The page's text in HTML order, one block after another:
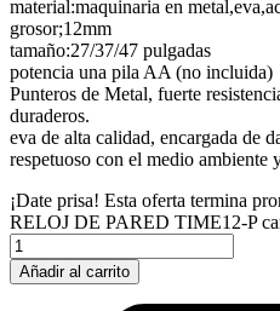
material:maquinaria en
grosor;12mm
tamaño:27/37/47 pulgadas
potencia una pila AA (no incluida)
Punteros de Metal, fuerte
duraderos.
eva de alta calidad, encargada de
respetuoso con el medio ambiente
¡Date prisa! Esta oferta termina
RELOJ DE PARED TIME12-P
Añadir al carrito